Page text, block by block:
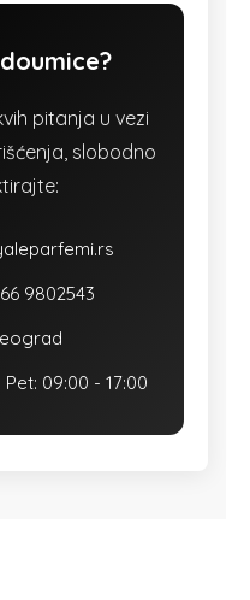
pitanja u vezi
slobodno
9802543
Pet: 09:00 - 17:00